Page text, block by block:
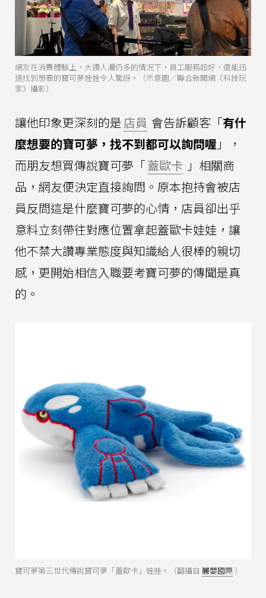
網友在消費體驗上，大讚人潮仍多的情況下，員工服務超好，還能迅
速找到想要的寶可夢娃娃令人驚訝。（示意圖／聯合新聞網《科技玩
家》攝影）
讓他印象更深刻的是店員 會告訴顧客「有什
麼想要的寶可夢，找不到都可以詢問喔 」，
而朋友想買傳說寶可夢「蓋歐卡 」相關商
品，網友便決定直接詢問。原本抱持會被店
員反問這是什麼寶可夢的心情，店員卻出乎
意料立刻帶往對應位置拿起蓋歐卡娃娃，讓
他不禁大讚專業態度與知識給人很棒的親切
感，更開始相信入職要考寶可夢的傳聞是真
的。
寶可夢第三世代傳說寶可夢「蓋歐卡」娃娃。（翻攝自 麗嬰國際 ）